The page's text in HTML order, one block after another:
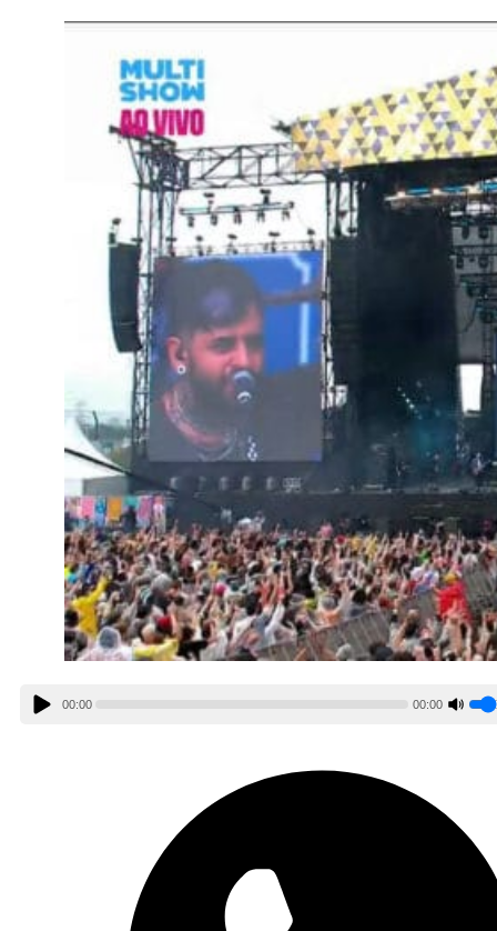
00:00 00:00